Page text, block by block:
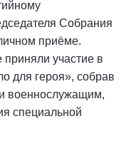
Собрания
приёме.
участие в
для героя», собрав
военнослужащим,
специальной